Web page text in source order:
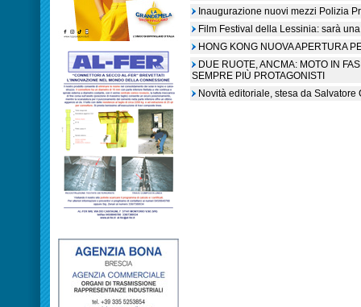
Inaugurazione nuovi mezzi Polizia
Film Festival della Lessinia: sarà
HONG KONG NUOVA APERTURA
DUE RUOTE, ANCMA: MOTO IN
SEMPRE PIÙ PROTAGONISTI
Novità editoriale, stesa da Salvatore